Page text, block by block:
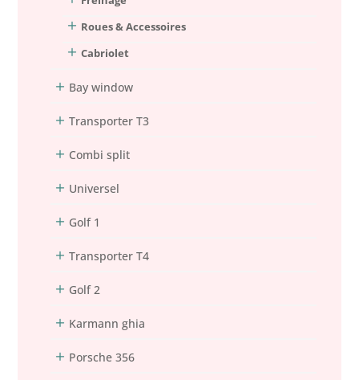
Roues & Accessoires
Cabriolet
Bay window
Transporter T3
Combi split
Universel
Golf 1
Transporter T4
Golf 2
Karmann ghia
Porsche 356